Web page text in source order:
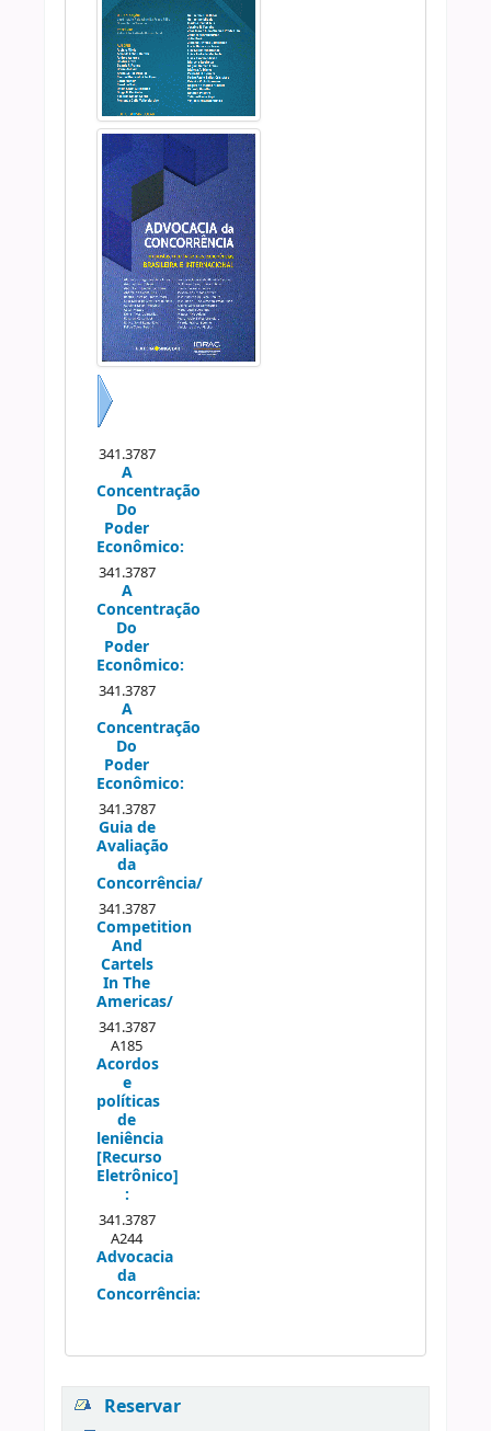
341.3787
A
Concentração
Do
Poder
Econômico:
341.3787
A
Concentração
Do
Poder
Econômico:
341.3787
A
Concentração
Do
Poder
Econômico:
341.3787
Guia de
Avaliação
da
Concorrência/
341.3787
Competition
And
Cartels
In The
Americas/
341.3787
A185
Acordos
e
políticas
de
leniência
[Recurso
Eletrônico]
:
341.3787
A244
Advocacia
da
Concorrência:
Reservar